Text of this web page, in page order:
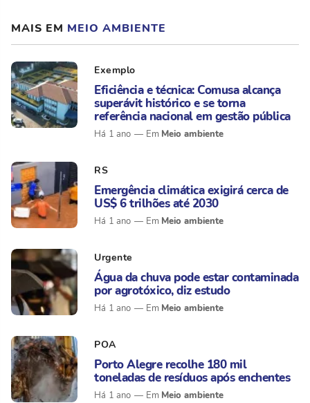
MAIS EM MEIO AMBIENTE
Exemplo
Eficiência e técnica: Comusa alcança
superávit histórico e se torna
referência nacional em gestão pública
Há 1 ano Meio ambiente
RS
Emergência climática exigirá cerca de
US$ 6 trilhões até 2030
Há 1 ano Meio ambiente
Urgente
Água da chuva pode estar contaminada
por agrotóxico, diz estudo
Há 1 ano Meio ambiente
POA
Porto Alegre recolhe 180 mil
toneladas de resíduos após enchentes
Há 1 ano Meio ambiente